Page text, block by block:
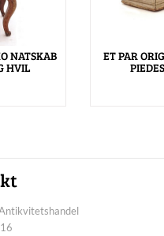
NATSKAB
HVIL
ET PAR